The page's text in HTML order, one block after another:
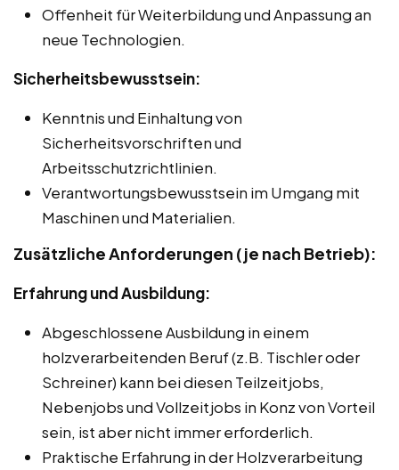
Offenheit für Weiterbildung und Anpassung an
neue Technologien.
Sicherheitsbewusstsein:
Kenntnis und Einhaltung von
Sicherheitsvorschriften und
Arbeitsschutzrichtlinien.
Verantwortungsbewusstsein im Umgang mit
Maschinen und Materialien.
Zusätzliche Anforderungen (je nach Betrieb):
Erfahrung und Ausbildung:
Abgeschlossene Ausbildung in einem
holzverarbeitenden Beruf (z.B. Tischler oder
Schreiner) kann bei diesen Teilzeitjobs,
Nebenjobs und Vollzeitjobs in Konz von Vorteil
sein, ist aber nicht immer erforderlich.
Praktische Erfahrung in der Holzverarbeitung